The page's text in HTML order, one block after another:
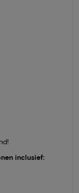
inclusief: